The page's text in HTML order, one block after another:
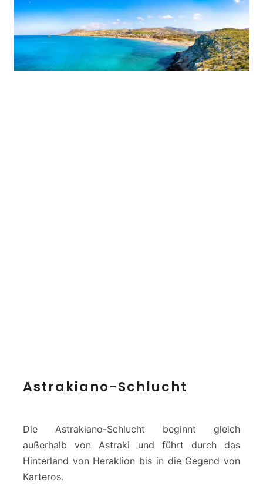
s
a
a
Astrakiano-Schlucht
Die Astrakiano-Schlucht beginnt gleich
außerhalb von Astraki und führt durch das
Hinterland von Heraklion bis in die Gegend von
Karteros.